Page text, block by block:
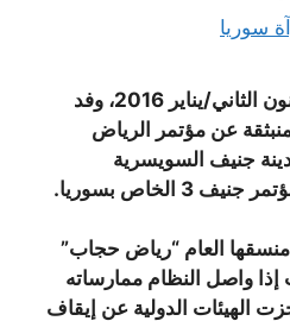
سوريا
وصل مساء السبت 30 كانون الثاني/يناير 2016، وفد
عن مؤتمر الرياض
جنيف السويسرية
بسوريا.
العام “رياض حجاب”
واصل النظام ممارساته
الهيئات الدولية عن إيقاف